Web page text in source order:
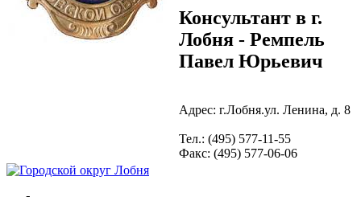
Консультант в г.
Лобня - Ремпель
Павел Юрьевич
Адрес: г.Лобня.ул. Ленина, д. 8
Тел.: (495) 577-11-55
Факс: (495) 577-06-06